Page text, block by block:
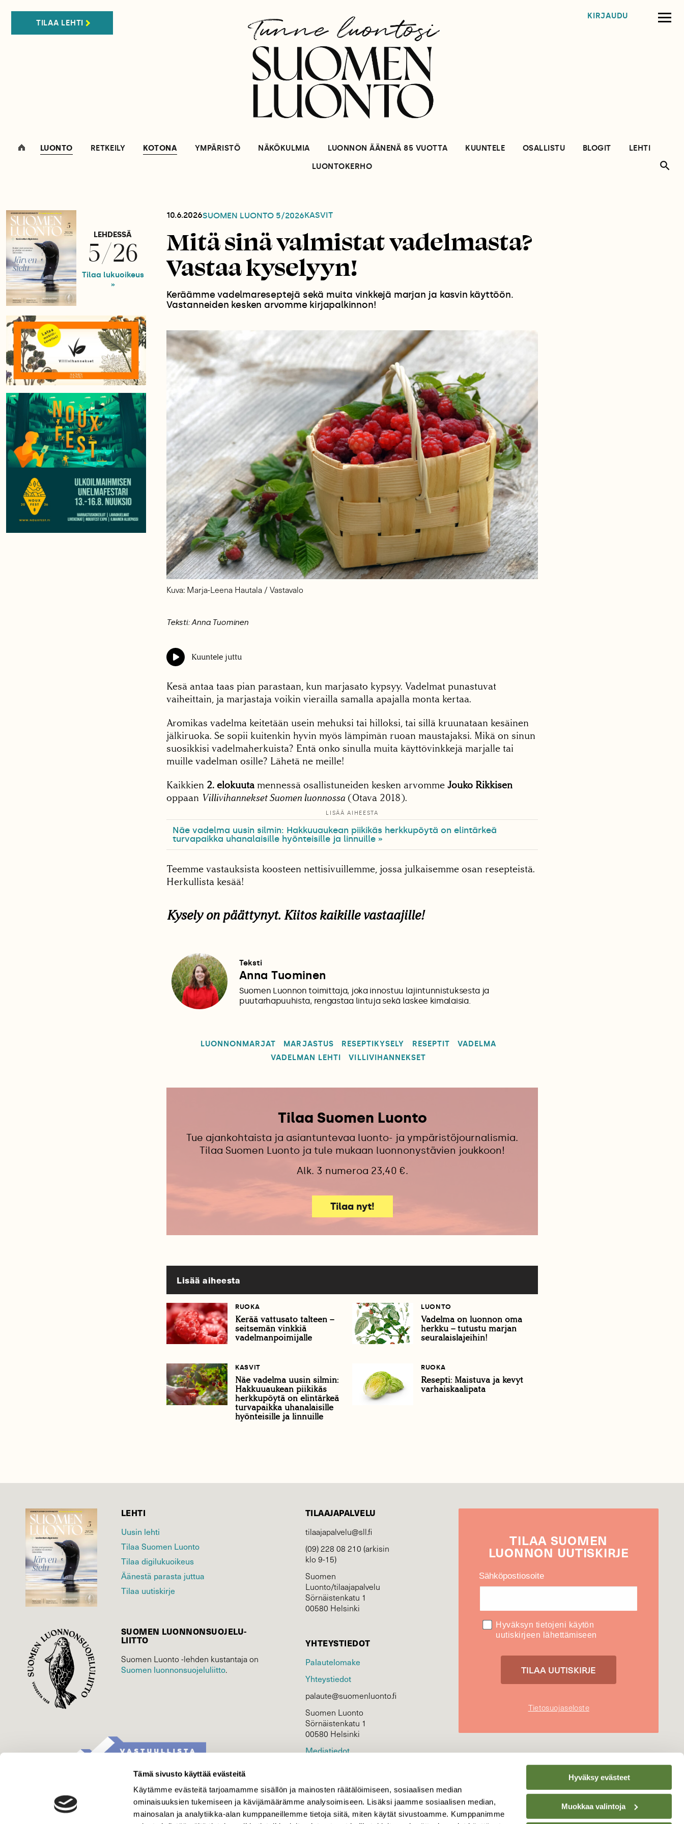
Tämä sivusto käyttää evästeitä
Käytämme evästeitä tarjoamamme sisällön ja mainosten räätälöimiseen, sosiaalisen median
ominaisuuksien tukemiseen ja kävijämäärämme analysoimiseen. Lisäksi jaamme sosiaalisen median,
mainosalan ja analytiikka-alan kumppaneillemme tietoja siitä, miten käytät sivustoamme. Kumppanimme
Hyväksy evästeet
Muokkaa valintoja
TILAA LEHTI
KIRJAUDU
LUONTO RETKEILY KOTONA YMPÄRISTÖ NÄKÖKULMIA LUONNON ÄÄNENÄ 85 VUOTTA KUUNTELE OSALLISTU BLOGIT
LEHTI
LUONTOKERHO
LEHDESSÄ
5/26
Tilaa lukuoikeus
»
10.6.2026SUOMEN LUONTO 5/2026KASVIT
Mitä sinä valmistat vadelmasta?
Vastaa kyselyyn!
Keräämme vadelmareseptejä sekä muita vinkkejä marjan ja kasvin käyttöön.
Vastanneiden kesken arvomme kirjapalkinnon!
Kuva: Marja-Leena Hautala / Vastavalo
Teksti: Anna Tuominen
Kuuntele juttu
Kesä antaa taas pian parastaan, kun marjasato kypsyy. Vadelmat punastuvat
vaiheittain, ja marjastaja voikin vierailla samalla apajalla monta kertaa.
Aromikas vadelma keitetään usein mehuksi tai hilloksi, tai sillä kruunataan kesäinen
jälkiruoka. Se sopii kuitenkin hyvin myös lämpimän ruoan maustajaksi. Mikä on sinun
suosikkisi vadelmaherkuista? Entä onko sinulla muita käyttövinkkejä marjalle tai
muille vadelman osille? Lähetä ne meille!
Kaikkien 2. elokuuta mennessä osallistuneiden kesken arvomme Jouko Rikkisen
oppaan Villivihannekset Suomen luonnossa (Otava 2018).
LISÄÄ AIHEESTA
Näe vadelma uusin silmin: Hakkuuaukean piikikäs herkkupöytä on elintärkeä
turvapaikka uhanalaisille hyönteisille ja linnuille »
Teemme vastauksista koosteen nettisivuillemme, jossa julkaisemme osan resepteistä.
Herkullista kesää!
Kysely on päättynyt. Kiitos kaikille vastaajille!
Teksti
Anna Tuominen
Suomen Luonnon toimittaja, joka innostuu lajintunnistuksesta ja
puutarhapuuhista, rengastaa lintuja sekä laskee kimalaisia.
LUONNONMARJAT MARJASTUS RESEPTIKYSELY RESEPTIT
VADELMA
VADELMAN LEHTI
VILLIVIHANNEKSET
Tilaa Suomen Luonto
Tue ajankohtaista ja asiantuntevaa luonto- ja ympäristöjournalismia.
Tilaa Suomen Luonto ja tule mukaan luonnonystävien joukkoon!
Alk. 3 numeroa 23,40 €.
Tilaa nyt!
Lisää aiheesta
RUOKA
Kerää vattusato talteen –
seitsemän vinkkiä
vadelmanpoimijalle
LUONTO
Vadelma on luonnon oma
herkku – tutustu marjan
seuralaislajeihin!
KASVIT
Näe vadelma uusin silmin:
Hakkuuaukean piikikäs
herkkupöytä on elintärkeä
turvapaikka uhanalaisille
hyönteisille ja linnuille
RUOKA
Resepti: Maistuva ja kevyt
varhaiskaalipata
LEHTI
Uusin lehti
Tilaa Suomen Luonto
Tilaa digilukuoikeus
Äänestä parasta juttua
Tilaa uutiskirje
SUOMEN LUONNON­SUOJELU­
LIITTO
Suomen Luonto -lehden kustantaja on
Suomen luonnonsuojelu­liitto.
TILAAJAPALVELU
tilaajapalvelu@sll.fi
(09) 228 08 210 (arkisin
klo 9-15)
Suomen
Luonto/tilaajapalvelu
Sörnäistenkatu 1
00580 Helsinki
YHTEYSTIEDOT
Palautelomake
Yhteystiedot
palaute@suomenluonto.fi
Suomen Luonto
Sörnäistenkatu 1
00580 Helsinki
Mediatiedot
KIRJAUDU
TILAA SUOMEN
LUONNON UUTIS­KIRJE
Sähköpostiosoite
Hyväksyn tietojeni käytön
uutiskirjeen lähettämiseen
Tietosuojaseloste